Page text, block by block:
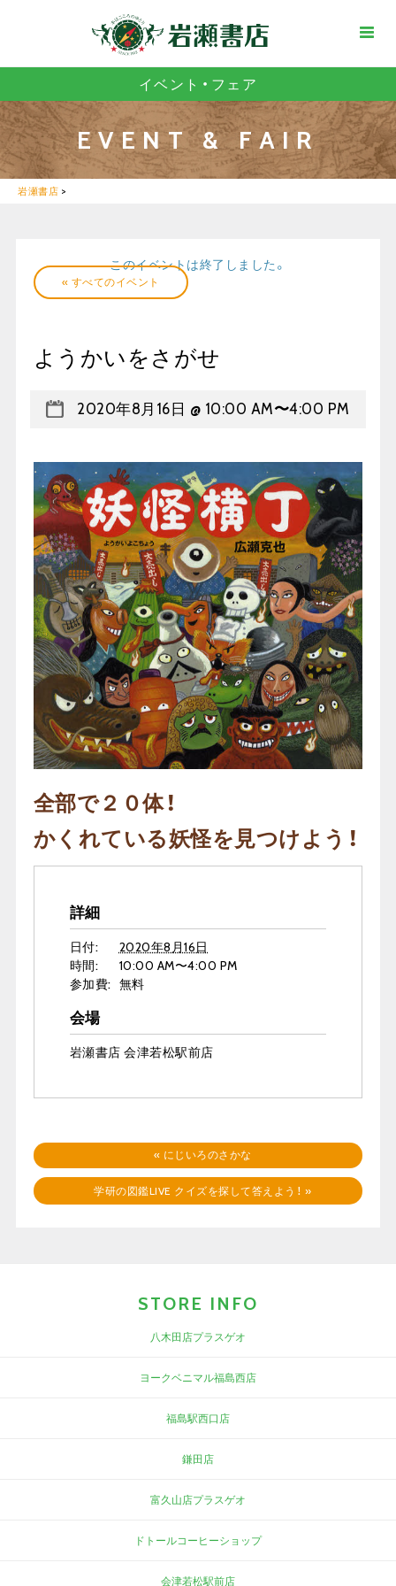
イベント・フェア
EVENT & FAIR
岩瀬書店 >
« すべてのイベント
このイベントは終了しました。
ようかいをさがせ
2020年8月16日 @ 10:00 AM〜4:00 PM
全部で２０体！
かくれている妖怪を見つけよう！
詳細
日付:
2020年8月16日
時間:
10:00 AM〜4:00 PM
参加費: 無料
会場
岩瀬書店 会津若松駅前店
« にじいろのさかな
学研の図鑑LIVE クイズを探して答えよう！ »
STORE INFO
八木田店プラスゲオ
ヨークベニマル福島西店
福島駅西口店
鎌田店
富久山店プラスゲオ
ドトールコーヒーショップ
会津若松駅前店